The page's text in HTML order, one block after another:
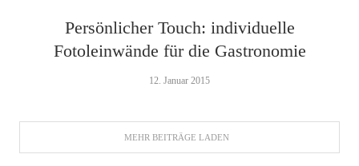
Persönlicher Touch: individuelle
Fotoleinwände für die Gastronomie
12. Januar 2015
MEHR BEITRÄGE LADEN